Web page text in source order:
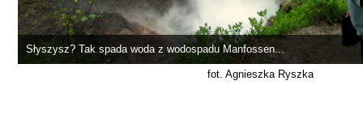
Słyszysz? Tak spada woda z wodospadu Manfossen...
fot. Agnieszka Ryszka